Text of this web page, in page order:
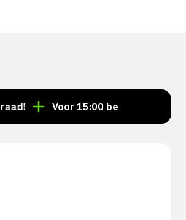
Voor 15:00 besteld = dezelfde